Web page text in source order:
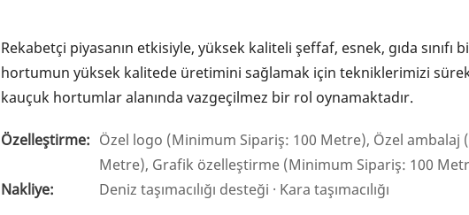
Rekabetçi piyasanın etkisiyle, yüksek kaliteli şeffaf, esnek, gıda sınıfı
hortumun yüksek kalitede üretimini sağlamak için tekniklerimizi
kauçuk hortumlar alanında vazgeçilmez bir rol oynamaktadır.
Özelleştirme: Özel logo (Minimum Sipariş: 100 Metre), Özel ambalaj
Metre), Grafik özelleştirme (Minimum Sipariş: 100
Nakliye:
Deniz taşımacılığı desteği · Kara taşımacılığı